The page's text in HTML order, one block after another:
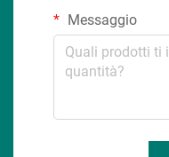
Messaggio